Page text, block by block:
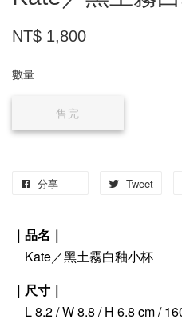
NT$ 1,800
數量
售完
分享 Tweet
｜品名｜
Kate／黑土霧白釉小杯
｜尺寸｜
L 8.2 / W 8.8 / H 6.8 cm /